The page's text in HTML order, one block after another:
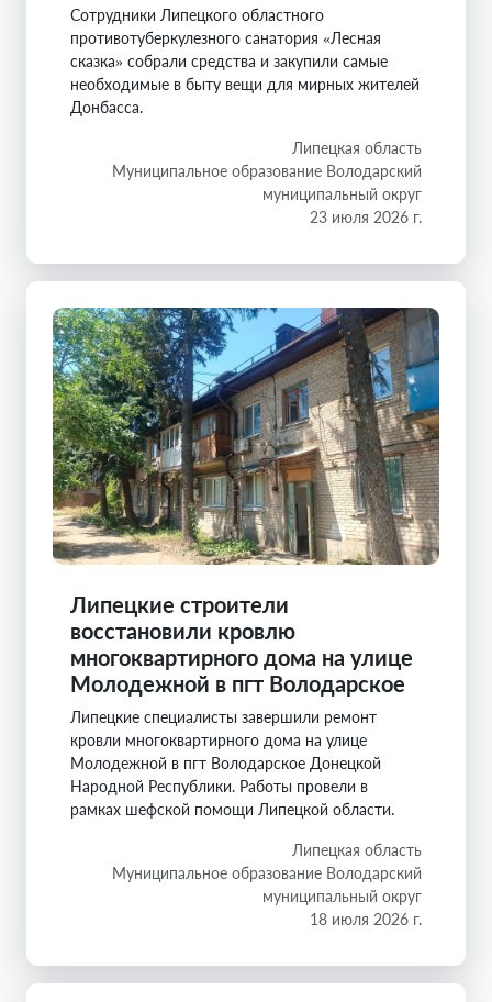
Сотрудники Липецкого областного
противотуберкулезного санатория «Лесная
сказка» собрали средства и закупили самые
необходимые в быту вещи для мирных жителей
Донбасса.
Липецкая область
Муниципальное образование Володарский
муниципальный округ
23 июля 2026 г.
Липецкие строители
восстановили кровлю
многоквартирного дома на улице
Молодежной в пгт Володарское
Липецкие специалисты завершили ремонт
кровли многоквартирного дома на улице
Молодежной в пгт Володарское Донецкой
Народной Республики. Работы провели в
рамках шефской помощи Липецкой области.
Липецкая область
Муниципальное образование Володарский
муниципальный округ
18 июля 2026 г.